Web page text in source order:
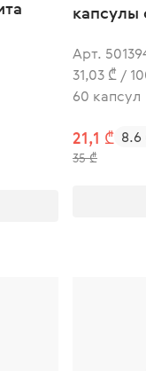
капсулы
Арт.
31,03 ₾ /
60 капсул
21,1 ₾
35 ₾
8.6